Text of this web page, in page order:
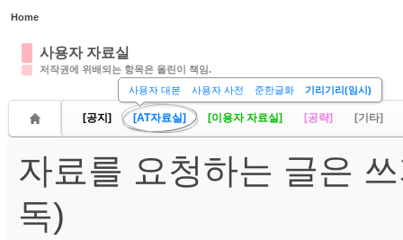
Home
사용자 자료실
저작권에 위배되는 항목은 올린이 책임.
[공지] [AT자료실]
사용자 대본 사용자 사전 준한글화 기리기리(임시)
[이용자 자료실] [공략] [기타]
자료를 요청하는 글은
독)
Sketchbook5, 스케치북5
Sketchbook5, 스케치북5